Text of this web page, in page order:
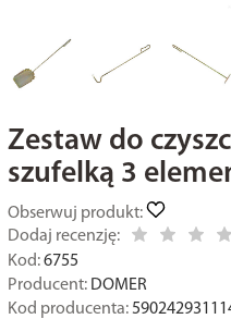
Zestaw do
szufelką 3
Obserwuj produkt:
Dodaj recenzję:
Kod: 6755
Producent: DOMER
Kod producenta: